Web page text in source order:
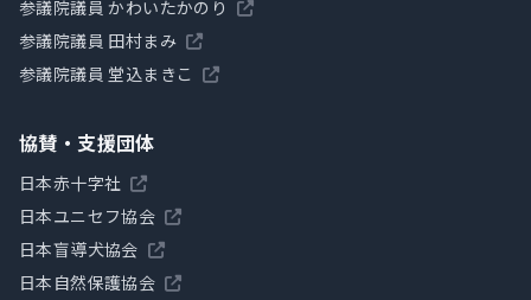
参議院議員 かわいたかのり
参議院議員 田村まみ
参議院議員 堂込まきこ
協賛・支援団体
日本赤十字社
日本ユニセフ協会
日本盲導犬協会
日本自然保護協会